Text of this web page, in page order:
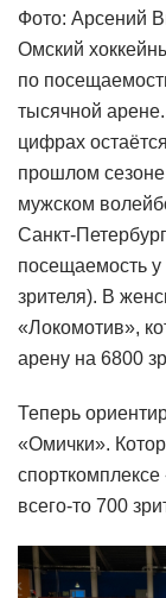
Фото: Арсений
Омский
по
тысячной
цифрах
прошлом
мужском
Санкт-
посещаемость у
зрителя). В
«Локомотив»,
арену на 6800
Теперь
«Омички».
всего-то 700